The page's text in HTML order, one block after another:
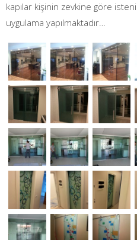
kapılar kişinin zevkine göre
uygulama yapılmaktadır…